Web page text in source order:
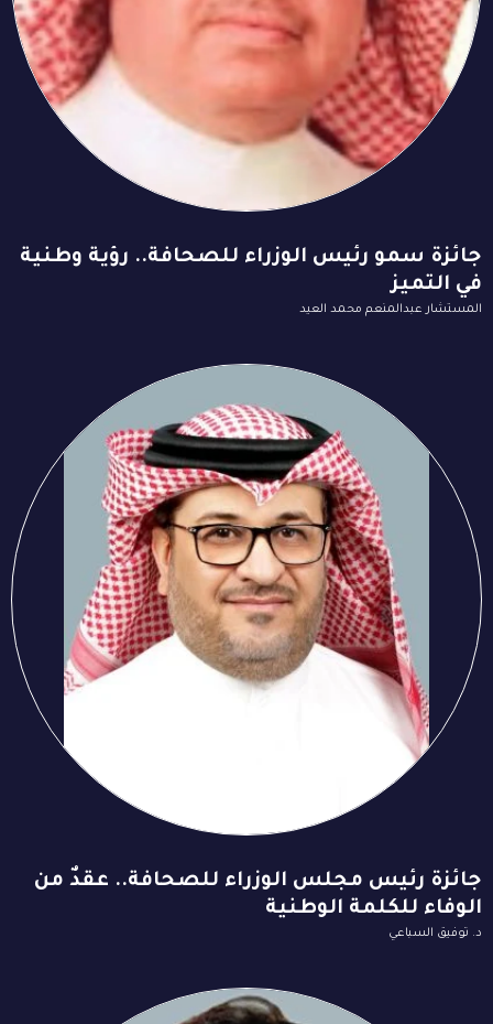
جائزة سمو رئيس الوزراء للصحافة.. رؤية وطنية
في التميز
المستشار عبدالمنعم محمد العيد
جائزة رئيس مجلس الوزراء للصحافة.. عقدٌ من
الوفاء للكلمة الوطنية
د. توفيق السباعي